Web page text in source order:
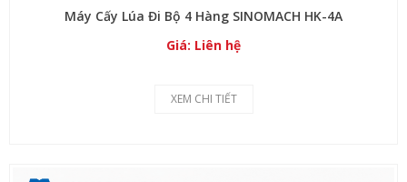
Máy Cấy Lúa Đi Bộ 4 Hàng SINOMACH HK-4A
Giá: Liên hệ
XEM CHI TIẾT